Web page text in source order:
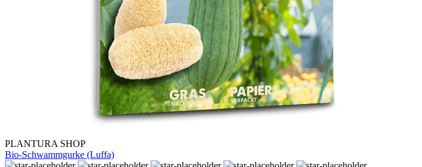
PLANTURA SHOP
Bio-Schwammgurke (Luffa)